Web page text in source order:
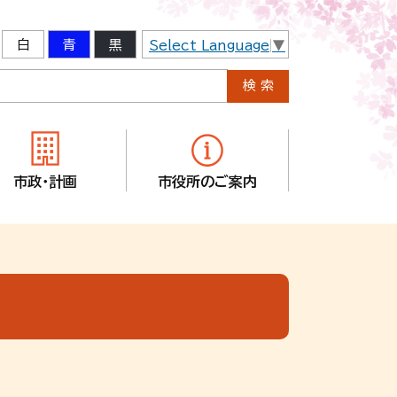
白 青 黒 Select Language ▼
市政・計画 市役所のご案内